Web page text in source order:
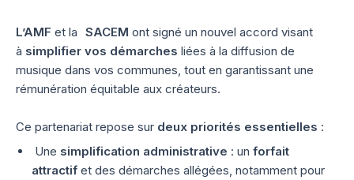
L’AMF et la SACEM ont signé un nouvel accord visant
à simplifier vos démarches liées à la diffusion de
musique dans vos communes, tout en garantissant une
rémunération équitable aux créateurs.
Ce partenariat repose sur deux priorités essentielles :
Une simplification administrative : un forfait
attractif et des démarches allégées, notamment pour